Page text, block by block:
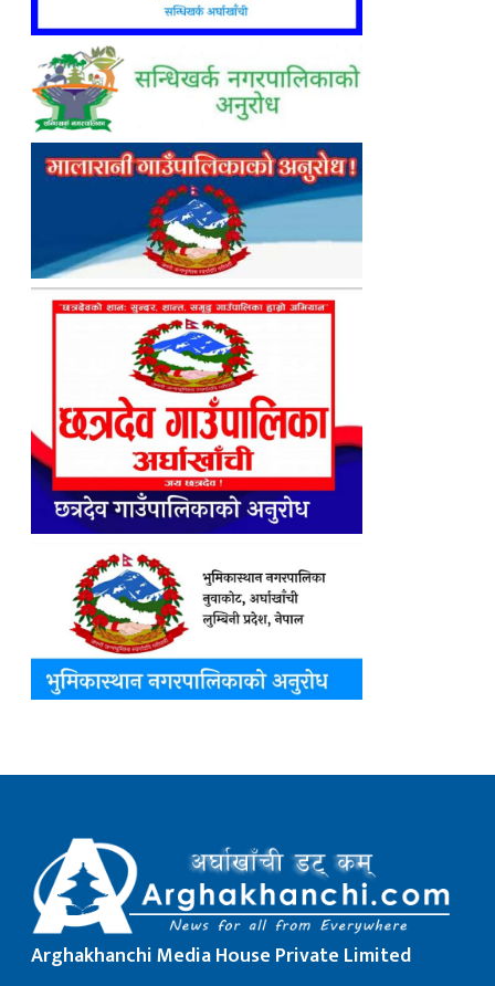
Arghakhanchi Media House Private Limited